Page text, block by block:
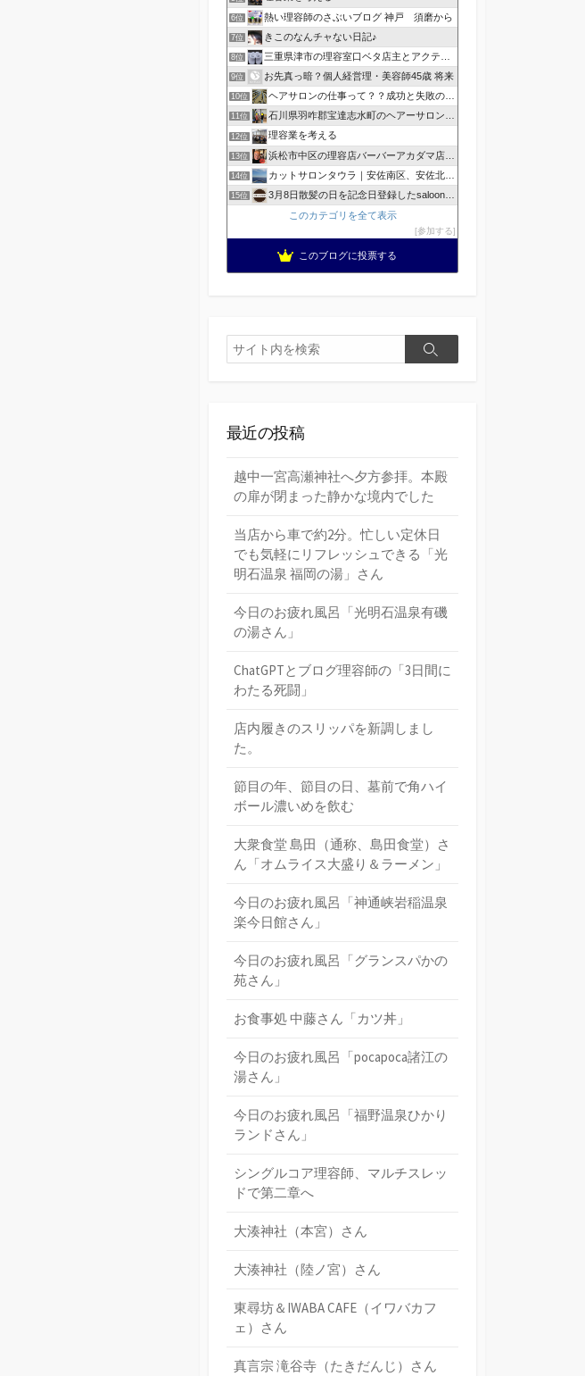
6位 熱い理容師のさぶいブログ 神戸 須磨から
7位 きこのなんチャない日記♪
8位 三重県津市の理容室口ベタ店主とアクティブ嫁のblog
9位 お先真っ暗？個人経営理・美容師45歳 将来
10位 ヘアサロンの仕事って？？成功と失敗の覚悟！
11位 石川県羽咋郡宝達志水町のヘアーサロン ホープヘアーズ
12位 理容業を考える
13位 浜松市中区の理容店バーバーアカダマ店主が書く
14位 カットサロンタウラ｜安佐南区、安佐北区の理美容院
15位
3月8日散髪の日を記念日登録したsaloonhair
このカテゴリを全て表示
参加する
このブログに投票する
検
索
検
最近の投稿
越中一宮高瀬神社へ夕方参拝。本殿
の扉が閉まった静かな境内でした
当店から車で約2分。忙しい定休日
でも気軽にリフレッシュできる「光
明石温泉 福岡の湯」さん
今日のお疲れ風呂「光明石温泉有磯
の湯さん」
ChatGPTとブログ理容師の「3日間に
わたる死闘」
店内履きのスリッパを新調しまし
た。
節目の年、節目の日、墓前で角ハイ
ボール濃いめを飲む
大衆食堂 島田（通称、島田食堂）さ
ん「オムライス大盛り＆ラーメン」
今日のお疲れ風呂「神通峡岩稲温泉
楽今日館さん」
今日のお疲れ風呂「グランスパかの
苑さん」
お食事処 中藤さん「カツ丼」
今日のお疲れ風呂「pocapoca諸江の
湯さん」
今日のお疲れ風呂「福野温泉ひかり
ランドさん」
シングルコア理容師、マルチスレッ
ドで第二章へ
大湊神社（本宮）さん
大湊神社（陸ノ宮）さん
東尋坊＆IWABA CAFE（イワバカフ
ェ）さん
真言宗 滝谷寺（たきだんじ）さん